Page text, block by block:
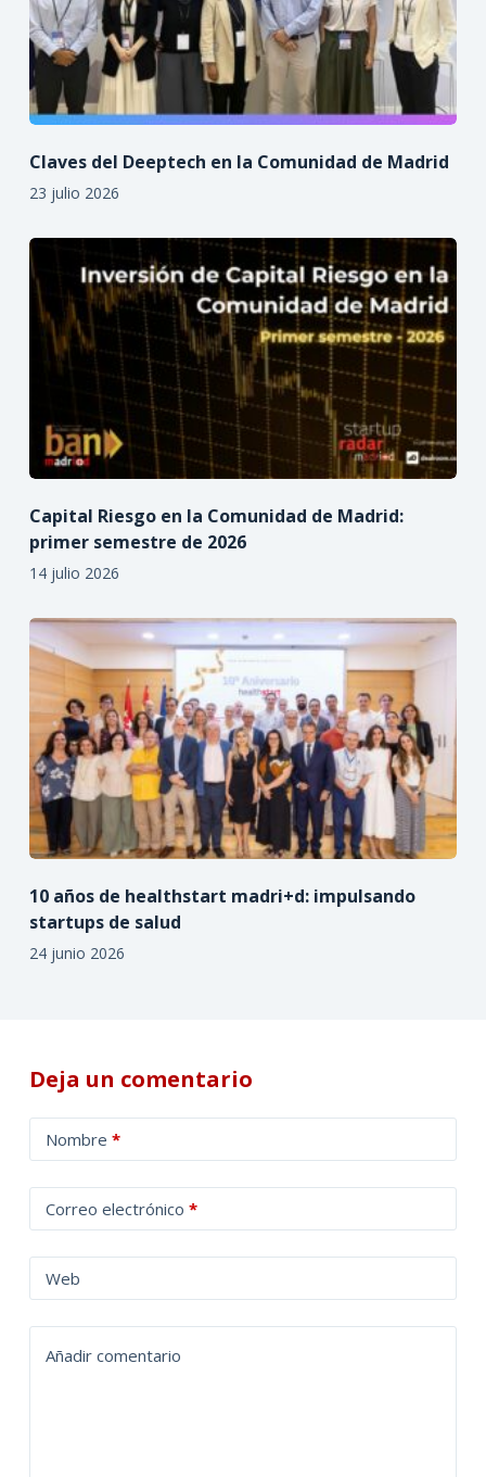
Claves del Deeptech en la Comunidad de Madrid
23 julio 2026
Capital Riesgo en la Comunidad de Madrid:
primer semestre de 2026
14 julio 2026
10 años de healthstart madri+d: impulsando
startups de salud
24 junio 2026
Deja un comentario
Nombre *
Correo electrónico *
Web
Añadir comentario
l
t
a
t